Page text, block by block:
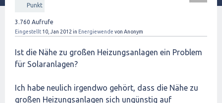
Punkt
3.760 Aufrufe
Eingestellt 10, Jan 2012 in Energiewende von Anonym
Ist die Nähe zu großen Heizungsanlagen ein Problem
für Solaranlagen?
Ich habe neulich irgendwo gehört, dass die Nähe zu
großen Heizungsanlagen sich ungünstig auf